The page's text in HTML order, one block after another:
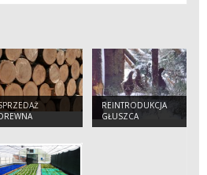
REINTRODUKCJA
GŁUSZCA